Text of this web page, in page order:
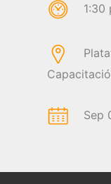
1:30
Sep